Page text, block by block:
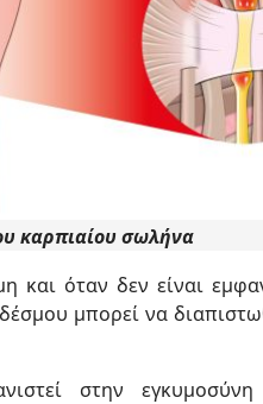
καρπιαίου σωλήνα
και όταν δεν είναι
μπορεί να
στην